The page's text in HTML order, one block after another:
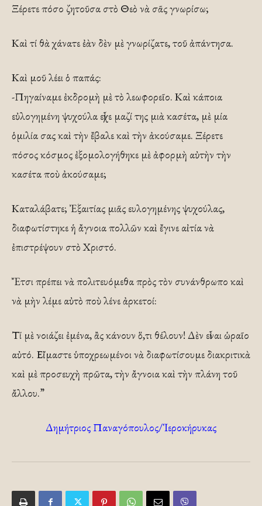
Ξέρετε πόσο ζητοῦσα στὸ Θεὸ νὰ σᾶς γνωρίσω;
Καὶ τί θὰ χάνατε ἐὰν δὲν μὲ γνωρίζατε, τοῦ ἀπάντησα.
Καὶ μοῦ λέει ὁ παπάς:
-Πηγαίναμε ἐκδρομὴ μὲ τὸ λεωφορεῖο. Καὶ κάποια
εὐλογημένη ψυχούλα εἶχε μαζί της μιὰ κασέτα, μὲ μία
ὁμιλία σας καὶ τὴν ἔβαλε καὶ τὴν ἀκούσαμε. Ξέρετε
πόσος κόσμος ἐξομολογήθηκε μὲ ἀφορμὴ αὐτὴν τὴν
κασέτα ποὺ ἀκούσαμε;
Καταλάβατε; Ἐξαιτίας μιᾶς ευλογημένης ψυχούλας,
διαφωτίστηκε ἡ ἄγνοια πολλῶν καὶ ἔγινε αἰτία νὰ
ἐπιστρέψουν στὸ Χριστό.
Ἔτσι πρέπει νὰ πολιτευόμεθα πρὸς τὸν συνάνθρωπο καὶ
νὰ μὴν λέμε αὐτὸ ποὺ λένε ἀρκετοί:
Τί μὲ νοιάζει ἐμένα, ἂς κάνουν ὅ,τι θέλουν! Δὲν εἶναι ὡραῖο
αὐτό. Εἴμαστε ὑποχρεωμένοι νὰ διαφωτίσουμε διακριτικὰ
καὶ μὲ προσευχὴ πρῶτα, τὴν ἄγνοια καὶ τὴν πλάνη τοῦ
ἄλλου.”
Δημήτριος Παναγόπουλος/Ἱεροκήρυκας